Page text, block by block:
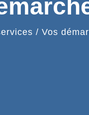
/ Vos